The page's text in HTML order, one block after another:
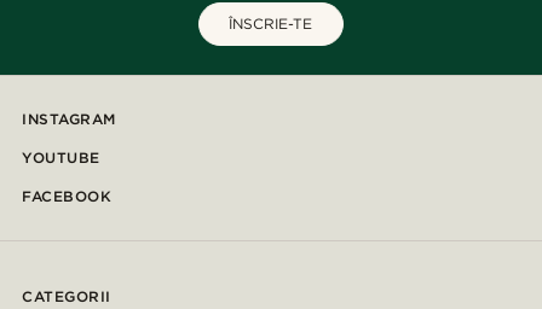
ÎNSCRIE-TE
INSTAGRAM
YOUTUBE
FACEBOOK
CATEGORII